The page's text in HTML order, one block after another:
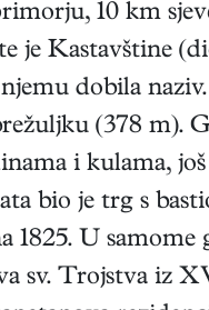
10 km
je Kastavštine
dobila
(378 m).
i kulama,
bio je trg s
1825. U
sv. Trojstva iz